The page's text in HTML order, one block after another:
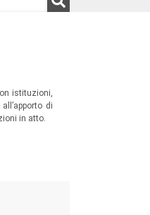
istituzioni,
di
in atto.